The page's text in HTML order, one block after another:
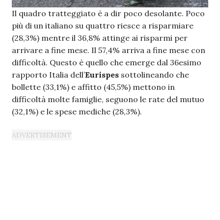
Il quadro tratteggiato è a dir poco desolante. Poco
più di un italiano su quattro riesce a risparmiare
(28,3%) mentre il 36,8% attinge ai risparmi per
arrivare a fine mese. Il 57,4% arriva a fine mese con
difficoltà. Questo è quello che emerge dal 36esimo
rapporto Italia dell’Eurispes sottolineando che
bollette (33,1%) e affitto (45,5%) mettono in
difficoltà molte famiglie, seguono le rate del mutuo
(32,1%) e le spese mediche (28,3%).